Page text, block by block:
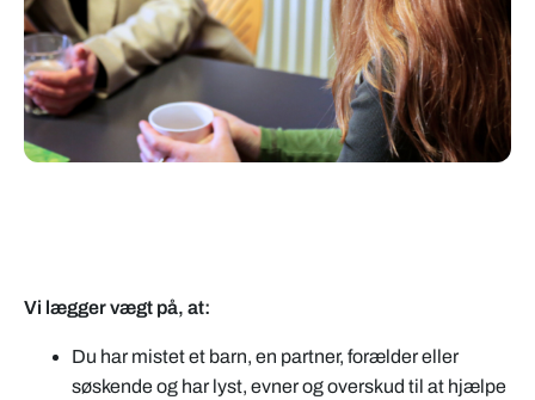
Vi lægger vægt på, at:
Du har mistet et barn, en partner, forælder eller
søskende og har lyst, evner og overskud til at hjælpe